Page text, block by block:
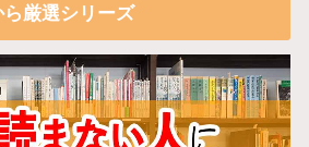
厳選シリーズ